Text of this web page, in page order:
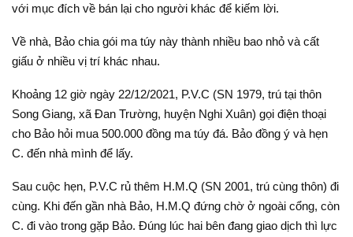
với mục đích về bán lại cho người khác để kiếm lời.
Về nhà, Bảo chia gói ma túy này thành nhiều bao nhỏ và cất
giấu ở nhiều vị trí khác nhau.
Khoảng 12 giờ ngày 22/12/2021, P.V.C (SN 1979, trú tại thôn
Song Giang, xã Đan Trường, huyện Nghi Xuân) gọi điện thoại
cho Bảo hỏi mua 500.000 đồng ma túy đá. Bảo đồng ý và hẹn
C. đến nhà mình để lấy.
Sau cuộc hẹn, P.V.C rủ thêm H.M.Q (SN 2001, trú cùng thôn) đi
cùng. Khi đến gần nhà Bảo, H.M.Q đứng chờ ở ngoài cổng, còn
C. đi vào trong gặp Bảo. Đúng lúc hai bên đang giao dịch thì lực